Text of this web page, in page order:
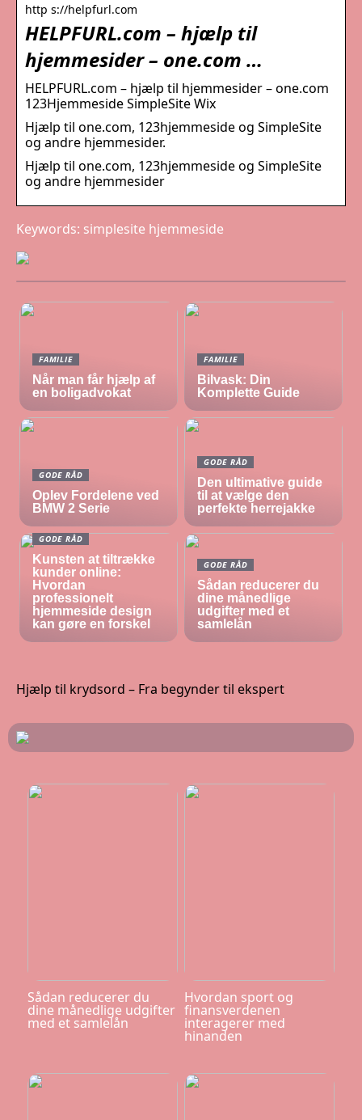
http s://helpfurl.com
HELPFURL.com – hjælp til
hjemmesider – one.com …
HELPFURL.com – hjælp til hjemmesider – one.com
123Hjemmeside SimpleSite Wix
Hjælp til one.com, 123hjemmeside og SimpleSite
og andre hjemmesider.
Hjælp til one.com, 123hjemmeside og SimpleSite
og andre hjemmesider
Keywords: simplesite hjemmeside
FAMILIE
Når man får hjælp af
en boligadvokat
FAMILIE
Bilvask: Din
Komplette Guide
GODE RÅD
Oplev Fordelene ved
BMW 2 Serie
GODE RÅD
Den ultimative guide
til at vælge den
perfekte herrejakke
GODE RÅD
Kunsten at tiltrække
kunder online:
Hvordan
professionelt
hjemmeside design
kan gøre en forskel
GODE RÅD
Sådan reducerer du
dine månedlige
udgifter med et
samlelån
Hjælp til krydsord – Fra begynder til ekspert
Sådan reducerer du
dine månedlige udgifter
med et samlelån
Hvordan sport og
finansverdenen
interagerer med
hinanden